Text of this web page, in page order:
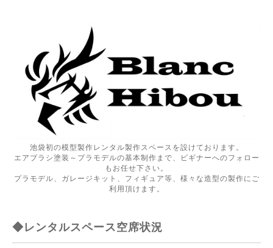
池袋初の模型製作レンタル製作スペースを設けております。
エアブラシ塗装～プラモデルの基本制作まで、ビギナーへのフォロー
もお任せ下さい。
プラモデル、ガレージキット、フィギュア等、様々な造型の製作にご
利用頂けます。
◆レンタルスペース空席状況